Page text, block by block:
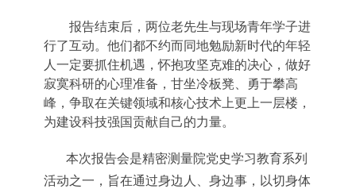
报告结束后，两位老先生与现场青年学子进
行了互动。他们都不约而同地勉励新时代的年轻
人一定要抓住机遇，怀抱攻坚克难的决心，做好
寂寞科研的心理准备，甘坐冷板凳、勇于攀高
峰，争取在关键领域和核心技术上更上一层楼，
为建设科技强国贡献自己的力量。
本次报告会是精密测量院党史学习教育系列
活动之一，旨在通过身边人、身边事，以切身体